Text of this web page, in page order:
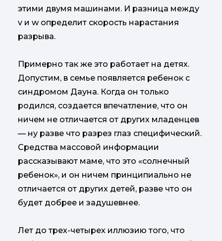
этими двумя машинами. И разница между
v и w определит скорость нарастания
разрыва.
Примерно так же это работает на детях.
Допустим, в семье появляется ребенок с
синдромом Дауна. Когда он только
родился, создается впечатление, что он
ничем не отличается от других младенцев
— ну разве что разрез глаз специфический.
Средства массовой информации
рассказывают маме, что это «солнечный
ребенок», и он ничем принципиально не
отличается от других детей, разве что он
будет добрее и задушевнее.
Лет до трех-четырех иллюзию того, что